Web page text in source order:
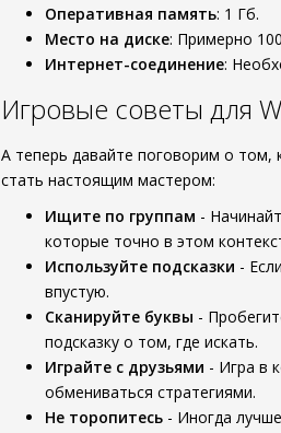
Оперативная память: 1 Гб.
Место на диске: Примерно
Интернет-соединение:
Игровые советы для
А теперь давайте поговорим о том,
стать настоящим мастером:
Ищите по группам -
которые точно в этом
Используйте подсказки -
впустую.
Сканируйте буквы -
подсказку о том, где искать.
Играйте с друзьями - Игра в
обмениваться стратегиями.
Не торопитесь - Иногда